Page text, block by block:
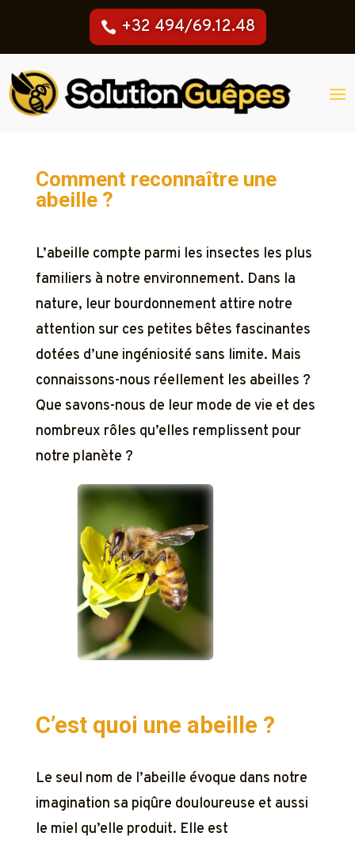
+32 494/69.12.48
Comment reconnaître une
abeille ?
L’abeille compte parmi les insectes les plus
familiers à notre environnement. Dans la
nature, leur bourdonnement attire notre
attention sur ces petites bêtes fascinantes
dotées d’une ingéniosité sans limite. Mais
connaissons-nous réellement les abeilles ?
Que savons-nous de leur mode de vie et des
nombreux rôles qu’elles remplissent pour
notre planète ?
C’est quoi une abeille ?
Le seul nom de l’abeille évoque dans notre
imagination sa piqûre douloureuse et aussi
le miel qu’elle produit. Elle est